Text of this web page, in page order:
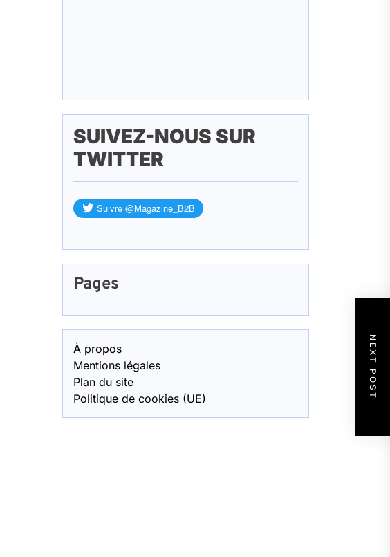
NEXT POST
SUIVEZ-NOUS SUR
TWITTER
Pages
À propos
Mentions légales
Plan du site
Politique de cookies (UE)